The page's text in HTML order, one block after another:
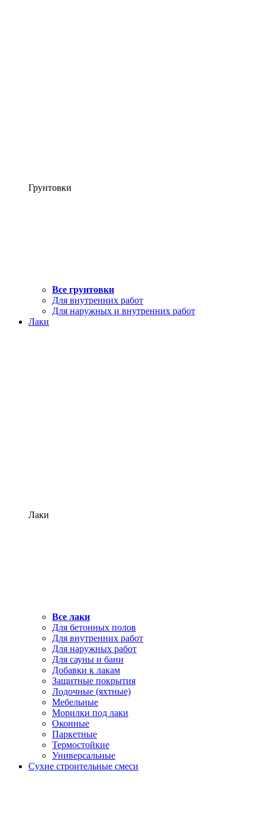
Грунтовки
Все грунтовки
Для внутренних работ
Для наружных и внутренних работ
Лаки
Лаки
Все лаки
Для бетонных полов
Для внутренних работ
Для наружных работ
Для сауны и бани
Добавки к лакам
Защитные покрытия
Лодочные (яхтные)
Мебельные
Морилки под лаки
Оконные
Паркетные
Термостойкие
Универсальные
Сухие строительные смеси